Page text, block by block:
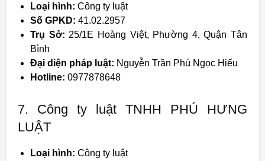
Loại hình: Công ty luật
Số GPKD: 41.02.2957
Trụ Sở: 25/1E Hoàng Việt, Phường 4, Quận Tân
Bình
Đại diện pháp luật: Nguyễn Trần Phú Ngọc Hiếu
Hotline: 0977878648
7. Công ty luật TNHH PHÚ HƯNG
LUẬT
Loại hình: Công ty luật